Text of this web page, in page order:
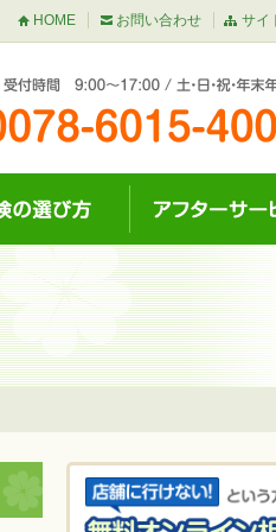
HOME お問い合わせ サイ